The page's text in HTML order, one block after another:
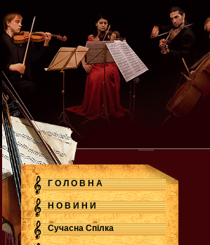
Г О Л О В Н А
Н О В И Н И
Сучасна Cпілка